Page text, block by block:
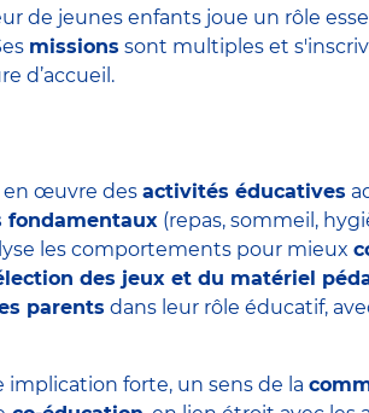
de jeunes enfants joue un rôle
missions sont multiples et
d’accueil.
œuvre des activités éducatives
fondamentaux (repas, sommeil,
les comportements pour mieux
des jeux et du matériel
parents dans leur rôle éducatif,
forte, un sens de la